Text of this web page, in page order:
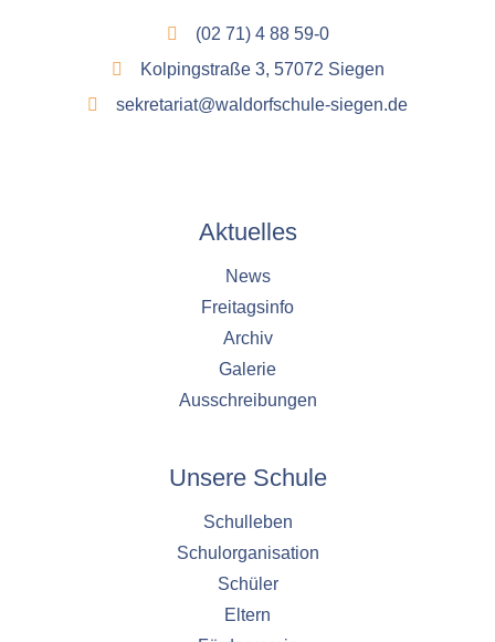
(02 71) 4 88 59-0
Kolpingstraße 3, 57072 Siegen
sekretariat@waldorfschule-siegen.de
Aktuelles
News
Freitagsinfo
Archiv
Galerie
Ausschreibungen
Unsere Schule
Schulleben
Schulorganisation
Schüler
Eltern